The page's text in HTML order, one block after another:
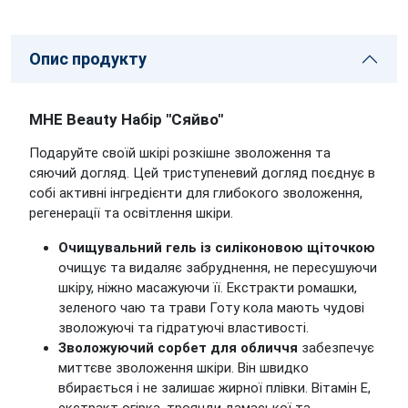
Опис продукту
MHE Beauty Набір "Сяйво"
Подаруйте своїй шкірі розкішне зволоження та
сяючий догляд. Цей триступеневий догляд поєднує в
собі активні інгредієнти для глибокого зволоження,
регенерації та освітлення шкіри.
Очищувальний гель із силіконовою щіточкою
очищує та видаляє забруднення, не пересушуючи
шкіру, ніжно масажуючи її. Екстракти ромашки,
зеленого чаю та трави Готу кола мають чудові
зволожуючі та гідратуючі властивості.
Зволожуючий сорбет для обличчя забезпечує
миттєве зволоження шкіри. Він швидко
вбирається і не залишає жирної плівки. Вітамін Е,